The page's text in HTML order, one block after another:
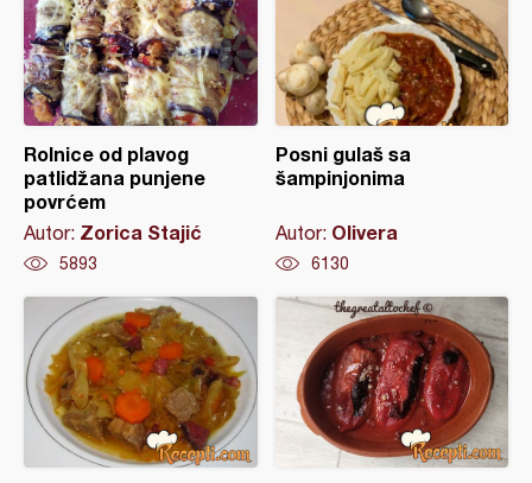
Rolnice od plavog
patlidžana punjene
povrćem
Autor: Zorica Stajić
5893
Posni gulaš sa
šampinjonima
Autor: Olivera
6130